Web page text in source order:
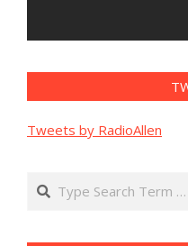
Tweets by RadioAllen
Search